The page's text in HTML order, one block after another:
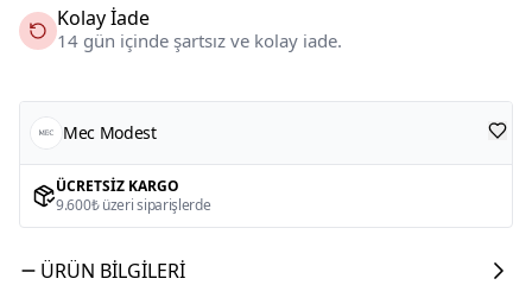
Kolay İade
14 gün içinde şartsız ve kolay iade.
Mec Modest
ÜCRETSIZ KARGO
9.600₺ üzeri siparişlerde
ÜRÜN BILGILERI